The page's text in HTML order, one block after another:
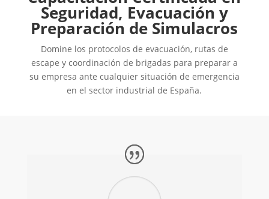
Seguridad, Evacuación y
Preparación de Simulacros
Domine los protocolos de evacuación, rutas de
escape y coordinación de brigadas para preparar a
su empresa ante cualquier situación de emergencia
en el sector industrial de España.